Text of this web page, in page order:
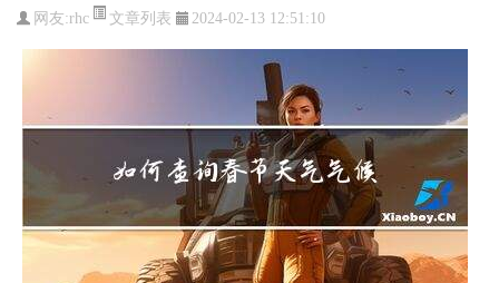
网友:rhc 文章列表 2024-02-13 12:51:10